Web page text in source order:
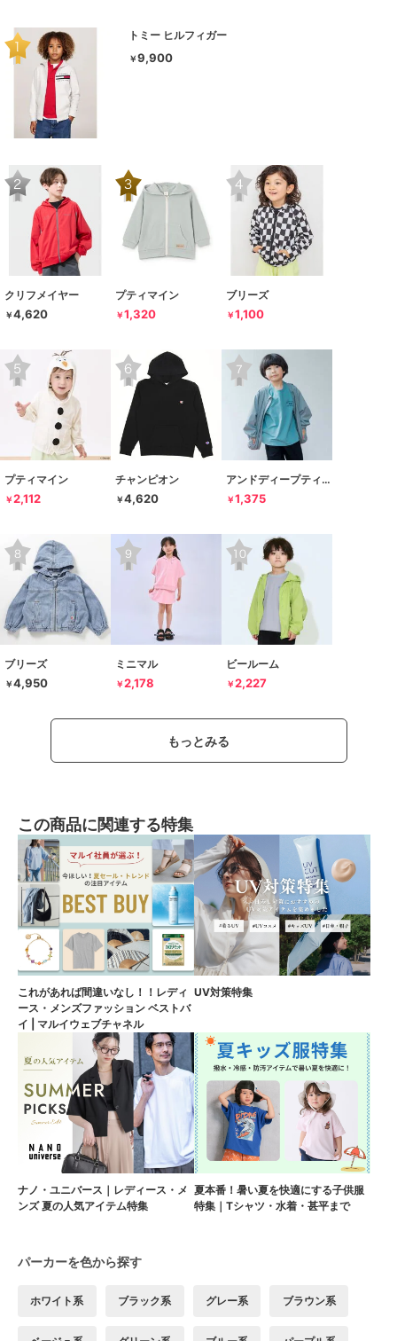
トミー ヒルフィガー
￥9,900
クリフメイヤー
￥4,620
プティマイン
￥1,320
ブリーズ
￥1,100
プティマイン
￥2,112
チャンピオン
￥4,620
アンドディープティマイン
￥1,375
ブリーズ
￥4,950
ミニマル
￥2,178
ビールーム
￥2,227
もっとみる
この商品に関連する特集
これがあれば間違いなし！！レディ
ース・メンズファッション ベストバ
イ | マルイウェブチャネル
UV対策特集
ナノ・ユニバース｜レディース・メ
ンズ 夏の人気アイテム特集
夏本番！暑い夏を快適にする子供服
特集｜Tシャツ・水着・甚平まで
パーカーを色から探す
ホワイト系 ブラック系 グレー系 ブラウン系